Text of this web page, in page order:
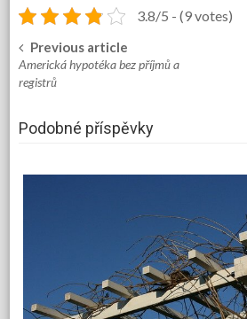
3.8/5 - (9 votes)
Post
navigation
Previous article
Americká hypotéka bez příjmů a
registrů
Podobné příspěvky